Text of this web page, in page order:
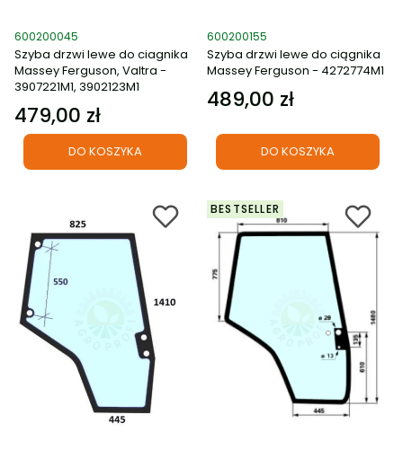
Kod produktu
600200045
Szyba drzwi lewe do ciagnika
Massey Ferguson, Valtra -
3907221M1, 3902123M1
Cena
479,00 zł
DO KOSZYKA
Kod produktu
600200155
Szyba drzwi lewe do ciągnika
Massey Ferguson - 4272774M1
Cena
489,00 zł
DO KOSZYKA
BESTSELLER